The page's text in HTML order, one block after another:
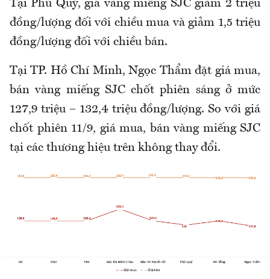
Tại Phú Quý, giá vàng miếng SJC giảm 2 triệu
đồng/lượng đối với chiều mua và giảm 1,5 triệu
đồng/lượng đối với chiều bán.
Tại TP. Hồ Chí Minh, Ngọc Thẩm đặt giá mua,
bán vàng miếng SJC chốt phiên sáng ở mức
127,9 triệu – 132,4 triệu đồng/lượng. So với giá
chốt phiên 11/9, giá mua, bán vàng miếng SJC
tại các thương hiệu trên không thay đổi.